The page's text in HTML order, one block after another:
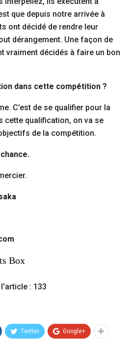
que depuis notre arrivée à
ont décidé de rendre leur
dérangement. Une façon de
vraiment décidés à faire un bon
dans cette compétition ?
C’est de se qualifier pour la
cette qualification, on va se
de la compétition.
Box
: 133
Twitter Google+